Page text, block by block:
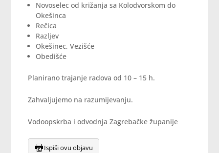
Novoselec od križanja sa Kolodvorskom do
Okešinca
Rečica
Razljev
Okešinec, Vezišće
Obedišće
Planirano trajanje radova od 10 – 15 h.
Zahvaljujemo na razumijevanju.
Vodoopskrba i odvodnja Zagrebačke županije
Ispiši ovu objavu